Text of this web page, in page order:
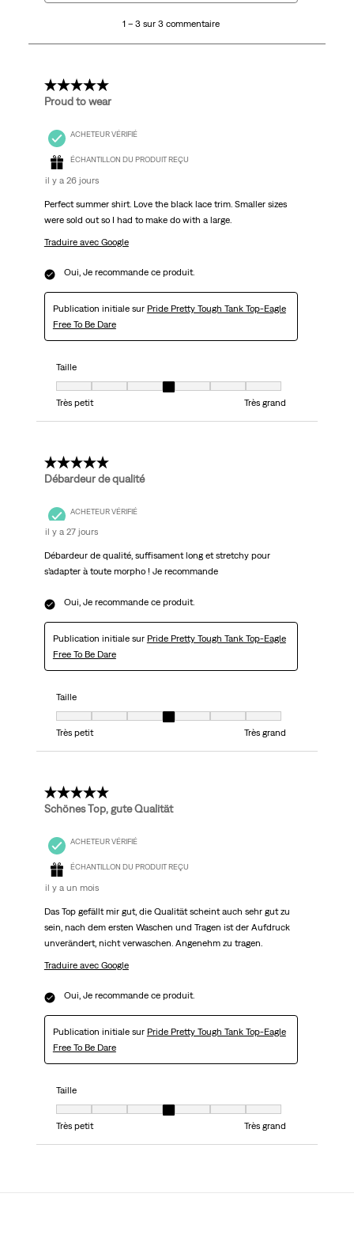
3
1 – 3 sur 3 commentaire
5 étoile(s) sur 5.
Proud to wear
ACHETEUR VÉRIFIÉ
ÉCHANTILLON DU PRODUIT REÇU
il y a 26 jours
Perfect summer shirt. Love the black lace trim. Smaller sizes
were sold out so I had to make do with a large.
Traduire avec Google
Oui, Je recommande ce produit.
Publication initiale sur Pride Pretty Tough Tank Top-Eagle
Free To Be Dare
Taille
Taille, 4 sur 7, où 1 est égal à Très petit et 7 est égal à Très grand
Très petit
Très grand
5 étoile(s) sur 5.
Débardeur de qualité
ACHETEUR VÉRIFIÉ
il y a 27 jours
Débardeur de qualité, suffisament long et stretchy pour
s’adapter à toute morpho ! Je recommande
Oui, Je recommande ce produit.
Publication initiale sur Pride Pretty Tough Tank Top-Eagle
Free To Be Dare
Taille
Taille, 4 sur 7, où 1 est égal à Très petit et 7 est égal à Très grand
Très petit
Très grand
4 étoile(s) sur 5.
Schönes Top, gute Qualität
ACHETEUR VÉRIFIÉ
ÉCHANTILLON DU PRODUIT REÇU
il y a un mois
Das Top gefällt mir gut, die Qualität scheint auch sehr gut zu
sein, nach dem ersten Waschen und Tragen ist der Aufdruck
unverändert, nicht verwaschen. Angenehm zu tragen.
Traduire avec Google
Oui, Je recommande ce produit.
Publication initiale sur Pride Pretty Tough Tank Top-Eagle
Free To Be Dare
Taille
Taille, 4 sur 7, où 1 est égal à Très petit et 7 est égal à Très grand
Très petit
Très grand